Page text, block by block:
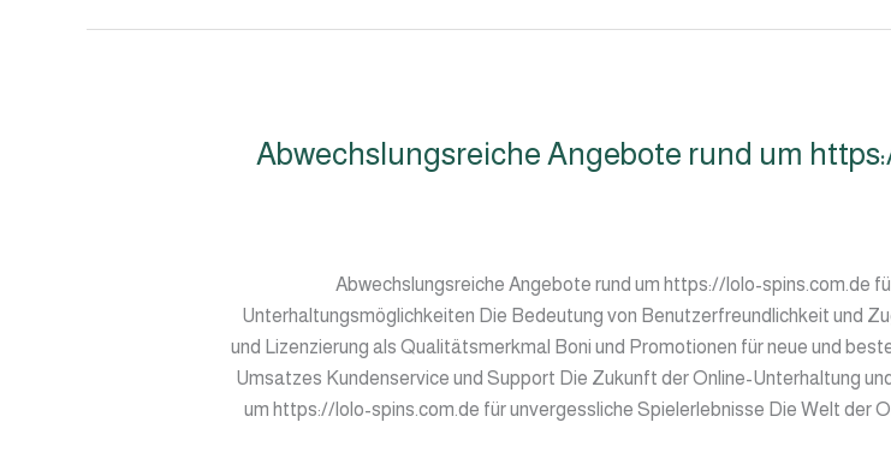
Abwechslungsreiche Angebote rund um
Abwechslungsreiche Angebote rund um https://lolo-spins.com.de
Unterhaltungsmöglichkeiten Die Bedeutung von Benutzerfreundlichkeit und
und Lizenzierung als Qualitätsmerkmal Boni und Promotionen für neue und
Umsatzes Kundenservice und Support Die Zukunft der Online-Unterhaltung
um https://lolo-spins.com.de für unvergessliche Spielerlebnisse Die Welt der